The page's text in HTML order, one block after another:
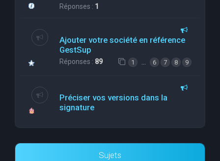
Réponses : 1
Ajouter votre société en référence
GestSup
Réponses : 89 1 6 7 8 9
Préciser vos versions dans la
signature
Sujets